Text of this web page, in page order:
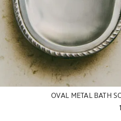
OVAL METAL BATH